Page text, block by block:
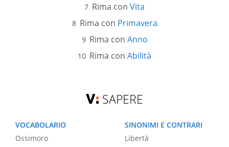
Rima con Vita
Rima con Primavera
Rima con Anno
Rima con Abilità
SAPERE
VOCABOLARIO
Ossimoro
SINONIMI E CONTRARI
Libertà